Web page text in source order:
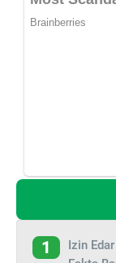
1
Izin